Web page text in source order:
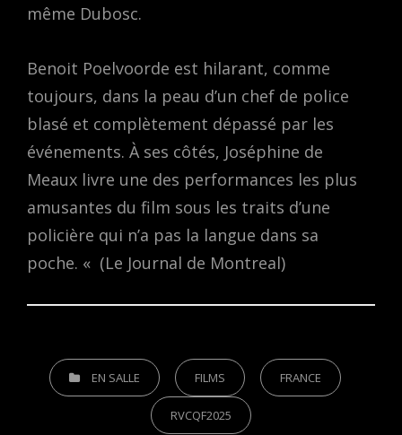
même Dubosc.
Benoit Poelvoorde est hilarant, comme
toujours, dans la peau d’un chef de police
blasé et complètement dépassé par les
événements. À ses côtés, Joséphine de
Meaux livre une des performances les plus
amusantes du film sous les traits d’une
policière qui n’a pas la langue dans sa
poche. « (Le Journal de Montreal)
CATEGORIESEN SALLE FILMS FRANCE
RVCQF2025